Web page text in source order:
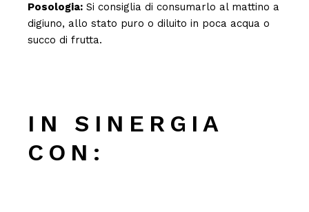
Posologia: Si consiglia di consumarlo al mattino a
digiuno, allo stato puro o diluito in poca acqua o
succo di frutta.
IN SINERGIA
CON: